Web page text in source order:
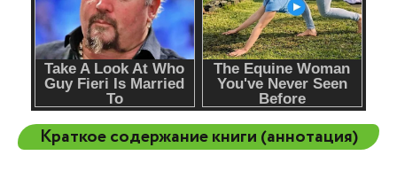
Краткое содержание книги (аннотация)